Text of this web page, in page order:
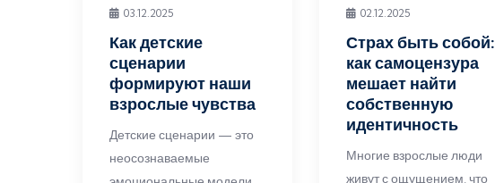
03.12.2025
Как детские
сценарии
формируют наши
взрослые чувства
Детские сценарии — это
неосознаваемые
02.12.2025
Страх быть собой:
как самоцензура
мешает найти
собственную
идентичность
Многие взрослые люди
живут с ощущением, что